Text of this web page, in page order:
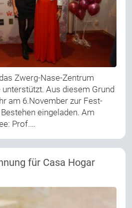
Zwerg-Nase-Zentrum
Aus diesem Grund
am 6.November zur Fest-
eingeladen. Am
Prof.…
für Casa Hogar